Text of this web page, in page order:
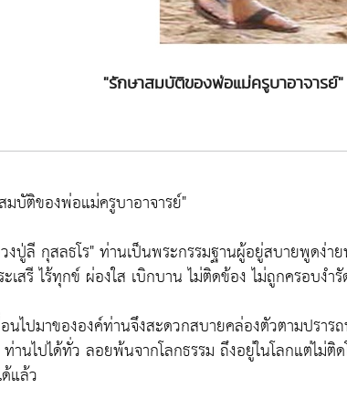
"รักษาสมบัติของพ่อแม่ครูบาอาจาร
มบัติของพ่อแม่ครูบาอาจารย์"
งปู่ลี กุสลธโร"ท่านเป็นพระกรรมฐานผู้อยู่สบายพูดง่า
เสรี ไร้ทุกข์ ผ่องใส เบิกบาน ไม่ติดข้อง ไม่ถูกครอบงำรั
นไปมาขององค์ท่านจึงสะดวกสบายคล่องตัวตามปราร
ท่านไปได้ทั่ว ลอยพ้นจากโลกธรรม ถึงอยู่ในโลกแต่ไม่
แล้ว